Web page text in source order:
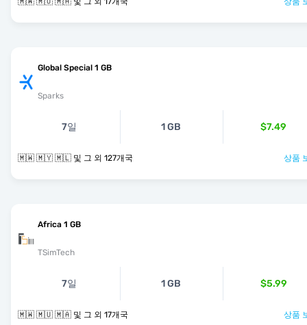
Global Special 1 GB
Sparks
7일 1 GB $7.49
🇲🇼 🇲🇾 🇲🇱 및 그 외 127개국 상품
Africa 1 GB
TSimTech
7일 1 GB $5.99
🇲🇼 🇲🇺 🇲🇦 및 그 외 17개국 상품